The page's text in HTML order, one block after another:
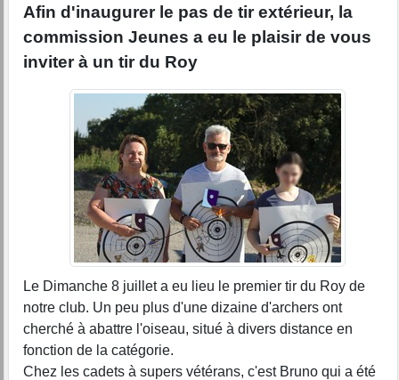
Afin d'inaugurer le pas de tir extérieur, la
commission Jeunes a eu le plaisir de vous
inviter à un tir du Roy
Le Dimanche 8 juillet a eu lieu le premier tir du Roy de
notre club. Un peu plus d'une dizaine d'archers ont
cherché à abattre l'oiseau, situé à divers distance en
fonction de la catégorie.
Chez les cadets à supers vétérans, c'est Bruno qui a été